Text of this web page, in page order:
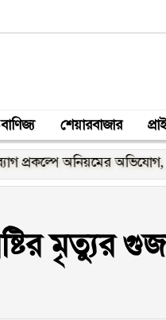
শেয়ারবাজার
অনিয়মের অভিযোগ, নদীরকূলে
মৃত্যুর